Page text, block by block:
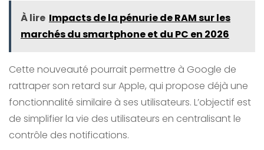
À lire Impacts de la pénurie de RAM sur les
marchés du smartphone et du PC en 2026
Cette nouveauté pourrait permettre à Google de
rattraper son retard sur Apple, qui propose déjà une
fonctionnalité similaire à ses utilisateurs. L’objectif est
de simplifier la vie des utilisateurs en centralisant le
contrôle des notifications.